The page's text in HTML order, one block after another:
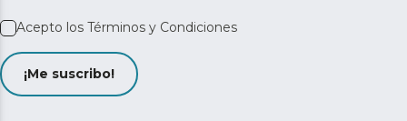
Acepto los Términos y Condiciones
¡Me suscribo!